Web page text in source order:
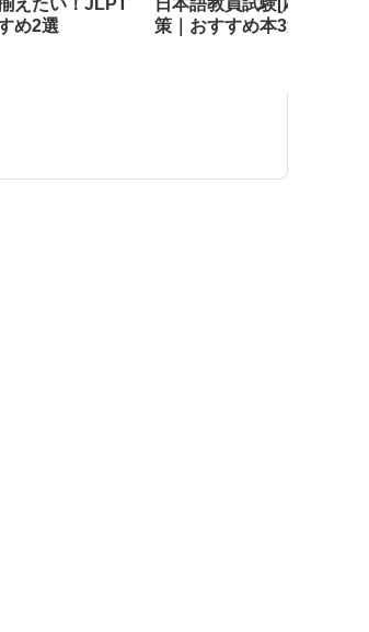
えたい！JLPT
め2選
日本語教員試験[応用試験]
策｜おすすめ本3選